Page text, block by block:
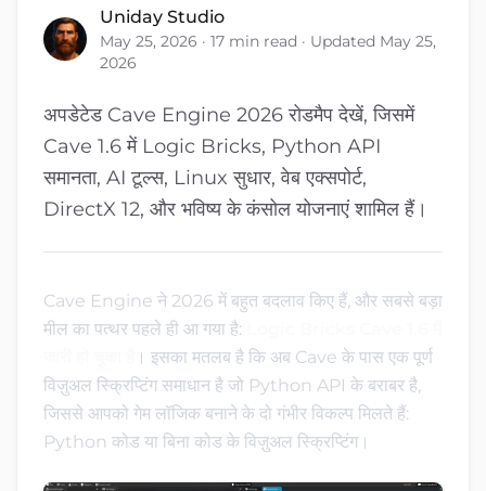
Uniday Studio
May 25, 2026 · 17 min read · Updated May 25,
2026
अपडेटेड Cave Engine 2026 रोडमैप देखें, जिसमें
Cave 1.6 में Logic Bricks, Python API
समानता, AI टूल्स, Linux सुधार, वेब एक्सपोर्ट,
DirectX 12, और भविष्य के कंसोल योजनाएं शामिल हैं।
Cave Engine ने 2026 में बहुत बदलाव किए हैं, और सबसे बड़ा
मील का पत्थर पहले ही आ गया है:
। इसका मतलब है कि अब Cave के पास एक पूर्ण
विज़ुअल स्क्रिप्टिंग समाधान है जो Python API के बराबर है,
जिससे आपको गेम लॉजिक बनाने के दो गंभीर विकल्प मिलते हैं:
Python कोड या बिना कोड के विज़ुअल स्क्रिप्टिंग।